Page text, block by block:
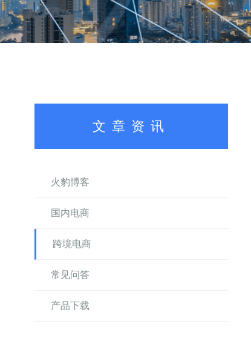
文章资讯
火豹博客
国内电商
跨境电商
常见问答
产品下载